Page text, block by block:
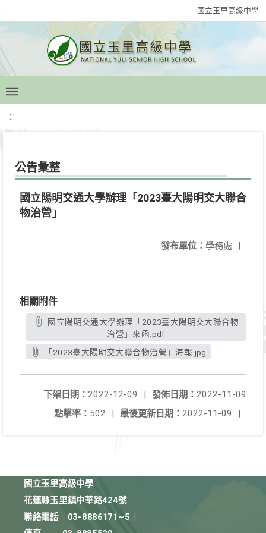
國立玉里高級中學
:::
公告彙整
國立陽明交通大學辦理「2023臺大陽明交大聯合
物治營」
發布單位： 學務處 |
相關附件
治營」來函.pdf
「2023臺大陽明交大聯合物治營」海報.jpg
發佈日期： 2022-11-09
下架日期： 2022-12-09
|
最後更新日期： 2022-11-09 |
點擊率： 502 |
國立玉里高級中學
花蓮縣玉里鎮中華路424號
聯絡電話
03-8886171~5